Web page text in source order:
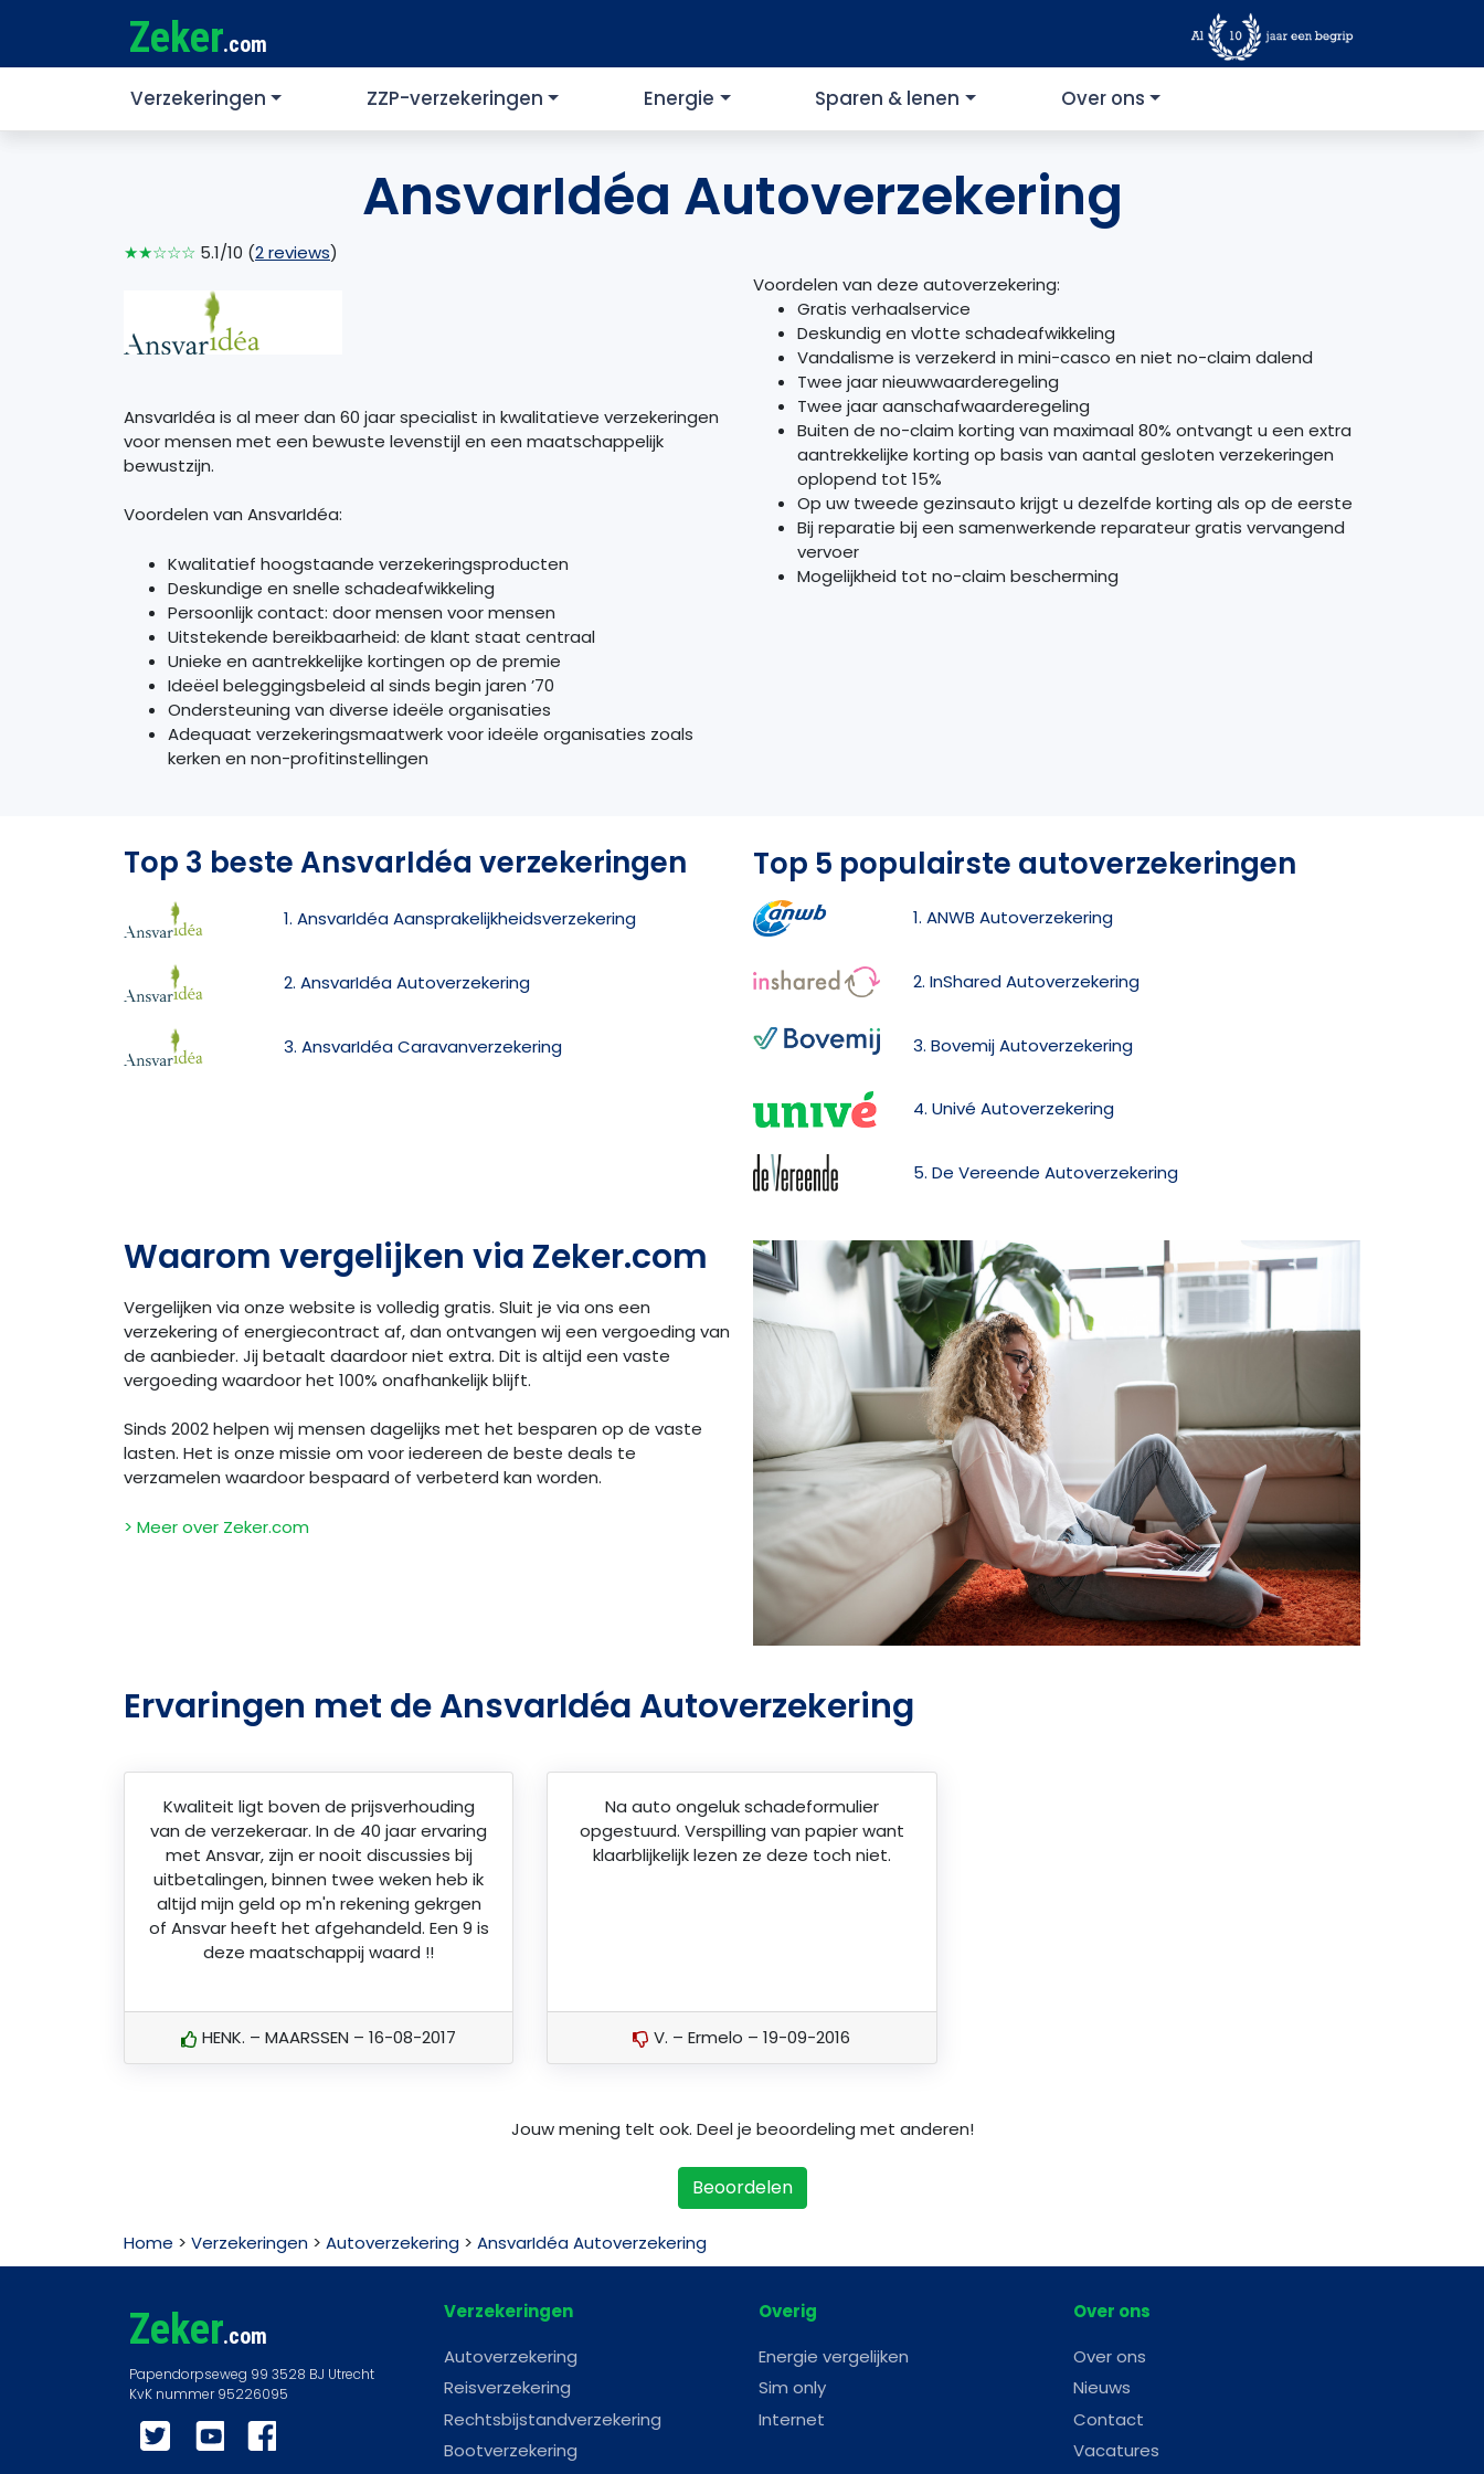
Zeker.com
Verzekeringen ZZP-verzekeringen Energie Sparen & lenen Over ons
AnsvarIdéa Autoverzekering
★★☆☆☆ 5.1/10 (2 reviews)
AnsvarIdéa is al meer dan 60 jaar specialist in kwalitatieve verzekeringen
voor mensen met een bewuste levenstijl en een maatschappelijk
bewustzijn.
Voordelen van AnsvarIdéa:
Kwalitatief hoogstaande verzekeringsproducten
Deskundige en snelle schadeafwikkeling
Persoonlijk contact: door mensen voor mensen
Uitstekende bereikbaarheid: de klant staat centraal
Unieke en aantrekkelijke kortingen op de premie
Ideëel beleggingsbeleid al sinds begin jaren ’70
Ondersteuning van diverse ideële organisaties
Adequaat verzekeringsmaatwerk voor ideële organisaties zoals
kerken en non-profitinstellingen
Voordelen van deze autoverzekering:
Gratis verhaalservice
Deskundig en vlotte schadeafwikkeling
Vandalisme is verzekerd in mini-casco en niet no-claim dalend
Twee jaar nieuwwaarderegeling
Twee jaar aanschafwaarderegeling
Buiten de no-claim korting van maximaal 80% ontvangt u een extra
aantrekkelijke korting op basis van aantal gesloten verzekeringen
oplopend tot 15%
Op uw tweede gezinsauto krijgt u dezelfde korting als op de eerste
Bij reparatie bij een samenwerkende reparateur gratis vervangend
vervoer
Mogelijkheid tot no-claim bescherming
Top 3 beste AnsvarIdéa verzekeringen
1. AnsvarIdéa Aansprakelijkheidsverzekering
2. AnsvarIdéa Autoverzekering
3. AnsvarIdéa Caravanverzekering
Top 5 populairste autoverzekeringen
1. ANWB Autoverzekering
2. InShared Autoverzekering
3. Bovemij Autoverzekering
4. Univé Autoverzekering
5. De Vereende Autoverzekering
Waarom vergelijken via Zeker.com
Vergelijken via onze website is volledig gratis. Sluit je via ons een
verzekering of energiecontract af, dan ontvangen wij een vergoeding van
de aanbieder. Jij betaalt daardoor niet extra. Dit is altijd een vaste
vergoeding waardoor het 100% onafhankelijk blijft.
Sinds 2002 helpen wij mensen dagelijks met het besparen op de vaste
lasten. Het is onze missie om voor iedereen de beste deals te
verzamelen waardoor bespaard of verbeterd kan worden.
> Meer over Zeker.com
Ervaringen met de AnsvarIdéa Autoverzekering
Kwaliteit ligt boven de prijsverhouding
van de verzekeraar. In de 40 jaar ervaring
met Ansvar, zijn er nooit discussies bij
uitbetalingen, binnen twee weken heb ik
altijd mijn geld op m'n rekening gekrgen
of Ansvar heeft het afgehandeld. Een 9 is
deze maatschappij waard !!
HENK. – MAARSSEN – 16-08-2017
Na auto ongeluk schadeformulier
opgestuurd. Verspilling van papier want
klaarblijkelijk lezen ze deze toch niet.
V. – Ermelo – 19-09-2016
Jouw mening telt ook. Deel je beoordeling met anderen!
Beoordelen
Home > Verzekeringen > Autoverzekering > AnsvarIdéa Autoverzekering
Zeker.com
Twitter YouTube
Verzekeringen
Autoverzekering
Reisverzekering
Rechtsbijstandverzekering
Bootverzekering
Overig
Energie vergelijken
Sim only
Internet
Over ons
Over ons
Nieuws
Contact
Vacatures